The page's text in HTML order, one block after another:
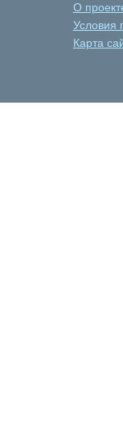
О
Условия
Карта